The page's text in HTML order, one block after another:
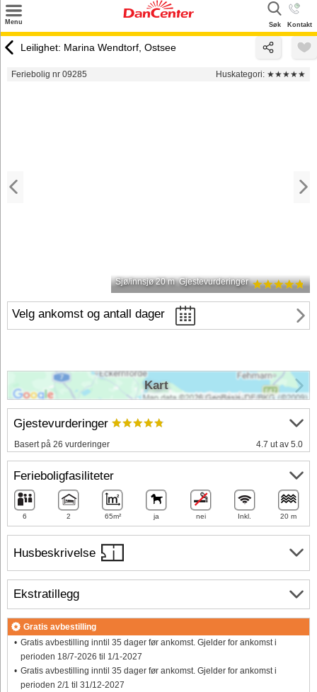
Menu Kontakt
Søk
Tilbud
Leilighet: Marina Wendtorf, Ostsee
Feriebolig nr 09285 Huskategori: ★★★★★
Sjø/innsjø 20 m Gjestevurderinger
Velg ankomst og antall dager
Husbeskrivelse
Gjestevurderinger
Basert på 26 vurderinger 4.7 ut av 5.0
Ferieboligfasiliteter
6 2 65m² ja nei Inkl. 20 m
Ekstratillegg
Gratis avbestilling
Gratis avbestilling inntil 35 dager før ankomst. Gjelder for ankomst i
perioden 18/7-2026 til 1/1-2027
Gratis avbestilling inntil 35 dager før ankomst. Gjelder for ankomst i
perioden 2/1 til 31/12-2027
Kart